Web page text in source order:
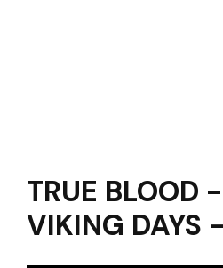
TRUE BLOOD
VIKING DAYS